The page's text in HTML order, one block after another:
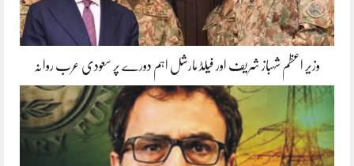
وزیر اعظم شہباز شریف اور فیلڈ مارشل اہم دورے پر سعودی عرب روانہ